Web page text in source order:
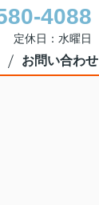
4088
定休日：水曜日
お問い合わせ